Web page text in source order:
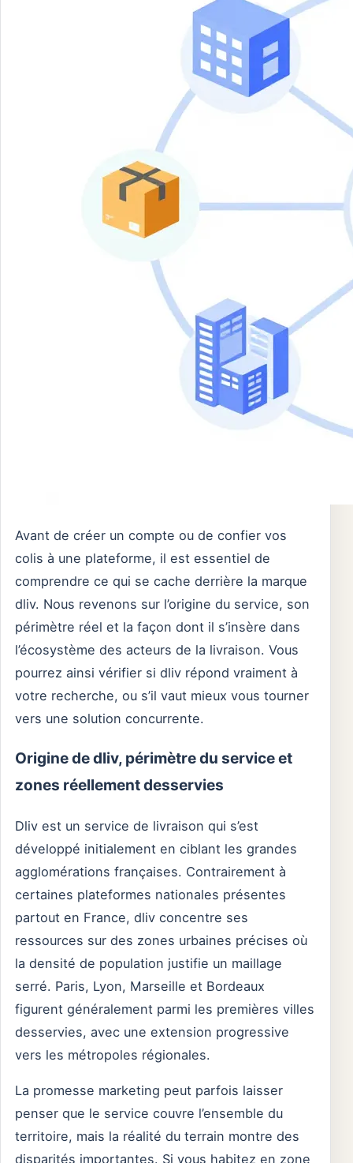
Avant de créer un compte ou de confier vos
colis à une plateforme, il est essentiel de
comprendre ce qui se cache derrière la marque
dliv. Nous revenons sur l’origine du service, son
périmètre réel et la façon dont il s’insère dans
l’écosystème des acteurs de la livraison. Vous
pourrez ainsi vérifier si dliv répond vraiment à
votre recherche, ou s’il vaut mieux vous tourner
vers une solution concurrente.
Origine de dliv, périmètre du service et
zones réellement desservies
Dliv est un service de livraison qui s’est
développé initialement en ciblant les grandes
agglomérations françaises. Contrairement à
certaines plateformes nationales présentes
partout en France, dliv concentre ses
ressources sur des zones urbaines précises où
la densité de population justifie un maillage
serré. Paris, Lyon, Marseille et Bordeaux
figurent généralement parmi les premières villes
desservies, avec une extension progressive
vers les métropoles régionales.
La promesse marketing peut parfois laisser
penser que le service couvre l’ensemble du
territoire, mais la réalité du terrain montre des
disparités importantes. Si vous habitez en zone